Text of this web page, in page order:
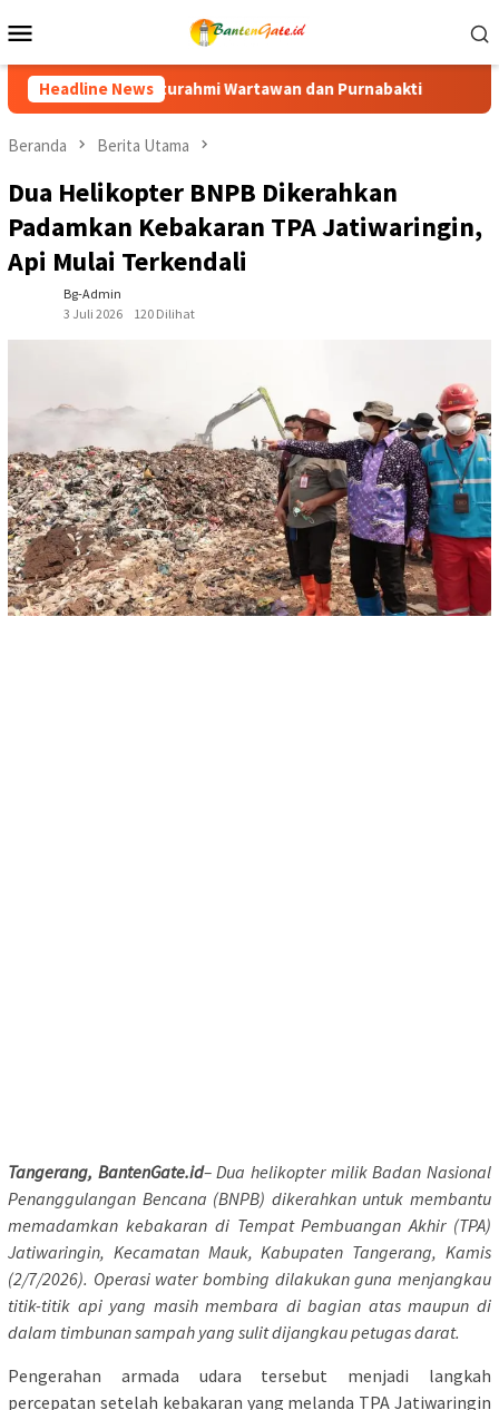
ke
Mobile
Headline News
Purnabakti Ratusan Purna Bhakti dan Warga Siap
Beranda Berita Utama
Dua Helikopter BNPB Dikerahkan
Padamkan Kebakaran TPA Jatiwaringin,
Api Mulai Terkendali
Bg-Admin
3 Juli 2026
120 Dilihat
Tangerang, BantenGate.id– Dua helikopter milik Badan Nasional
Penanggulangan Bencana (BNPB) dikerahkan untuk membantu
memadamkan kebakaran di Tempat Pembuangan Akhir (TPA)
Jatiwaringin, Kecamatan Mauk, Kabupaten Tangerang, Kamis
(2/7/2026). Operasi water bombing dilakukan guna menjangkau
titik-titik api yang masih membara di bagian atas maupun di
dalam timbunan sampah yang sulit dijangkau petugas darat.
Pengerahan armada udara tersebut menjadi langkah
percepatan setelah kebakaran yang melanda TPA Jatiwaringin